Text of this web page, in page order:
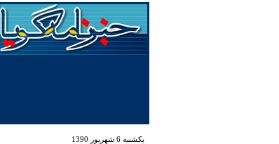
یکشنبه 6 شهریور 1390